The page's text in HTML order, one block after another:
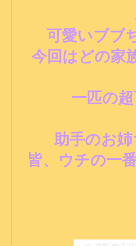
可愛いブブ
今回はどの家
一匹の
助手のお
皆、ウチの一